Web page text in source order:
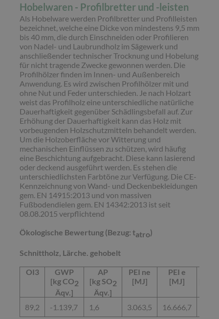
Hobelwaren - Profilbretter und -leisten
Als Hobelware werden Profilbretter und Profilleisten
bezeichnet, welche eine Dicke von mindestens 9,5 mm
bis 40 mm, die durch Einschneiden oder Profilieren
von Nadel- und Laubrundholz im Sägewerk und
anschließender technischer Trocknung und Hobelung
für nicht tragende Zwecke gewonnen werden. Die
Profilhölzer finden im Innen- und Außenbereich
Anwendung. Es wird zwischen Profilhölzer mit und
ohne Nut und Feder unterschieden. Je nach Holzart
weist das Profilholz eine unterschiedliche natürliche
Dauerhaftigkeit gegenüber Schädlingsbefall auf. Zur
Erhöhung der Dauerhaftigkeit kann das Holz mit
vorbeugenden Holzschutzmitteln behandelt werden.
Um die Holzoberfläche vor Witterung und
mechanischen Einflüssen zu schützen, wird häufig
eine Beschichtung aufgebracht. Diese kann lasierend
oder deckend ausgeführt werden. Es stehen die
unterschiedlichsten Farbtöne zur Verfügung. Die CE-
Kennzeichnung von Wand- und Deckenbekleidungen
gem. EN 14915:2013 und von massiven
Fußbodendielen gem. EN 14342:2013 ist seit
08.08.2015 verpflichtend
Ökologische Bewertung (Bezug: tatro)
Schnittholz, Lärche. gehobelt
OI3
GWP
[kg CO2
Äqv.]
AP
[kg SO2
Äqv.]
PEI ne
[MJ]
PEI e
[MJ]
89,2
-1.139,7 1,6 3.063,5 16.666,7